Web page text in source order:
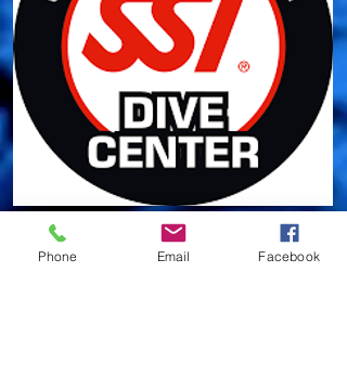
Phone Email Facebook